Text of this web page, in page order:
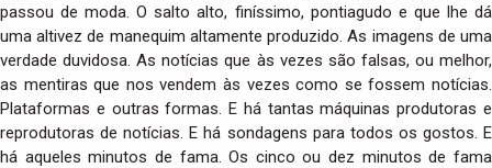
passou de moda. O salto alto, finíssimo, pontiagudo e que lhe dá
uma altivez de manequim altamente produzido. As imagens de uma
verdade duvidosa. As notícias que às vezes são falsas, ou melhor,
as mentiras que nos vendem às vezes como se fossem notícias.
Plataformas e outras formas. E há tantas máquinas produtoras e
reprodutoras de notícias. E há sondagens para todos os gostos. E
há aqueles minutos de fama. Os cinco ou dez minutos de fama